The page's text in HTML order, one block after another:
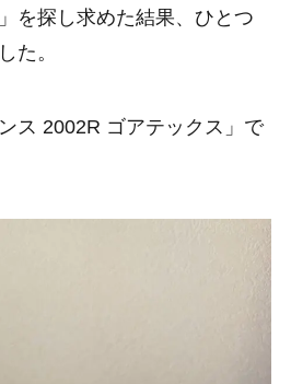
を探し求めた結果、ひとつ
た。
ス 2002R ゴアテックス」で